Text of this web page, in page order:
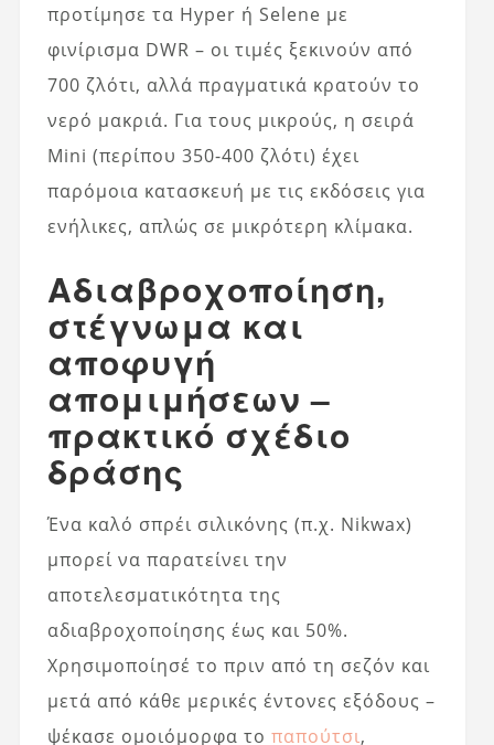
προτίμησε τα Hyper ή Selene με
φινίρισμα DWR – οι τιμές ξεκινούν από
700 ζλότι, αλλά πραγματικά κρατούν το
νερό μακριά. Για τους μικρούς, η σειρά
Mini (περίπου 350-400 ζλότι) έχει
παρόμοια κατασκευή με τις εκδόσεις για
ενήλικες, απλώς σε μικρότερη κλίμακα.
Αδιαβροχοποίηση,
στέγνωμα και
αποφυγή
απομιμήσεων –
πρακτικό σχέδιο
δράσης
Ένα καλό σπρέι σιλικόνης (π.χ. Nikwax)
μπορεί να παρατείνει την
αποτελεσματικότητα της
αδιαβροχοποίησης έως και 50%.
Χρησιμοποίησέ το πριν από τη σεζόν και
μετά από κάθε μερικές έντονες εξόδους –
ψέκασε ομοιόμορφα το παπούτσι,